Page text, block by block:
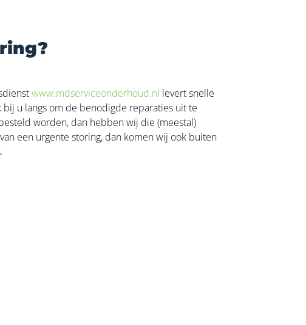
www.mdserviceonderhoud.nl levert snelle
u langs om de benodigde reparaties uit te
worden, dan hebben wij die (meestal)
een urgente storing, dan komen wij ook buiten